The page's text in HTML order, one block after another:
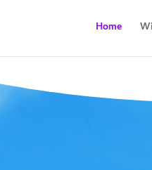
Home